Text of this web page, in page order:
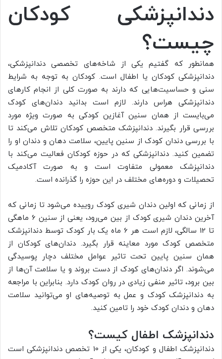
دندانپزشکی کودکان
چیست؟
همانطور که گفتیم یکی از شاخه‌های تخصصی دندانپزشکی،
دندانپزشکی کودکان یا اطفال است. کودکان به توجه به شرایط
سنی و حساسیت‌هایی که دارند به صورت کلی از انجام کارهای
دندانپزشکی هراس دارند. لازم است بدانید دندان‌های کودک
می‌بایست از همان سنین آغازین کودکی به صورت ویژه مورد
بررسی قرار بگیرند. دندانپزشک متخصص کودکان تلاش می‌کند تا
با بررسی دندان کودک از سنین پایین، سلامت دهان و دندان او را
تضمین کنید. دندانپزشکی که در حوزه کودکان فعالیت می‌کند با
دندانپزشک معمولی متفاوت است و به صورت آکادمیک
تحصیلات و دوره‌های مختلف در این حوزه را گذرانده است.
از زمانی که اولین دندان شیری کودک روییده می‌شود تا زمانی که
آخرین دندان شیری کودک از بین می‌رود، یعنی از سنین 6 ماهگی
تا 12 سالگی، لازم است هر 6 ماه یک بار کودک توسط دندانپزشک
متخصص کودک مورد معاینه قرار بگیرد. دندان‌های کودکان از
همان سنین پایین تحت تاثیر عوامل مختلف دچار پوسیدگی
می‌شوند. اگر دندان‌های کودک از دست بروند و یا سلامت آن‌ها از
بین برود، تاثیر منفی زیادی در روان کودک دارد. بنابراین با مراجعه
به دندانپزشک کودک و عمل به توصیه‌های او می‌توانید سلامت
دهان و دندان کودک خود را تامین کنید.
دندانپزشک اطفال کیست؟
دندانپزشک اطفال و کودکان، یکی از 10 تخصص دندانپزشکی است